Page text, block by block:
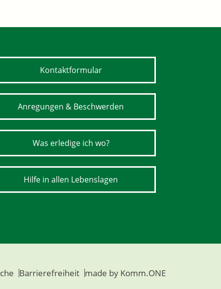
Kontaktformular
Anregungen & Beschwerden
Was erledige ich wo?
Hilfe in allen Lebenslagen
Barrierefreiheit made by Komm.ONE